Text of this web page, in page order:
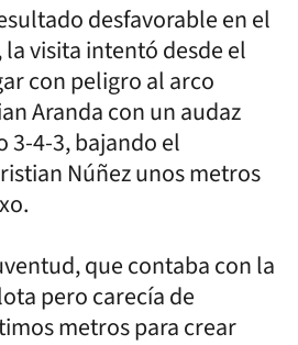
desfavorable en el
visita intentó desde el
con peligro al arco
Aranda con un audaz
3-4-3, bajando el
Núñez unos metros
que contaba con la
pero carecía de
metros para crear